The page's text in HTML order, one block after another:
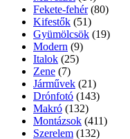
Fekete-fehér (80)
Kifestők (51)
Gyümölcsök (19)
Modern (9)
Italok (25)
Zene (7)
Járművek (21)
Drónfotó (143)
Makró (132)
Montázsok (411)
Szerelem (132)